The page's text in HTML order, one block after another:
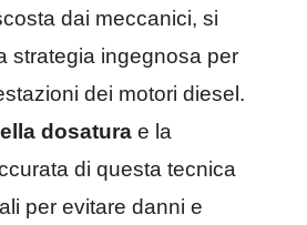
dai meccanici, si
strategia ingegnosa per
dei motori diesel.
dosatura e la
di questa tecnica
per evitare danni e